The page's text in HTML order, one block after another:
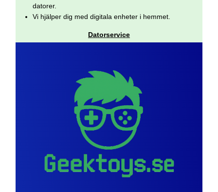
datorer.
Vi hjälper dig med digitala enheter i hemmet.
Datorservice